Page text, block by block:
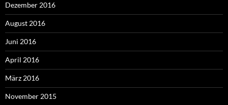
Dezember 2016
August 2016
Juni 2016
April 2016
März 2016
November 2015